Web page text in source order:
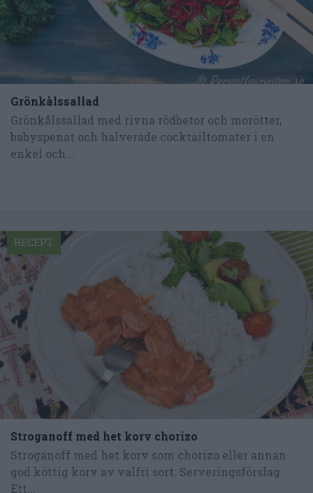
Grönkålssallad
Grönkålssallad med rivna rödbetor och morötter,
babyspenat och halverade cocktailtomater i en
enkel och...
Stroganoff med het korv chorizo
Stroganoff med het korv som chorizo eller annan
god köttig korv av valfri sort. Serveringsförslag
Ett...
RECEPT